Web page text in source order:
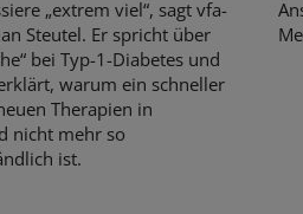
„extrem viel“, sagt vfa-
Steutel. Er spricht über
bei Typ-1-Diabetes und
warum ein schneller
Therapien in
nicht mehr so
ist.